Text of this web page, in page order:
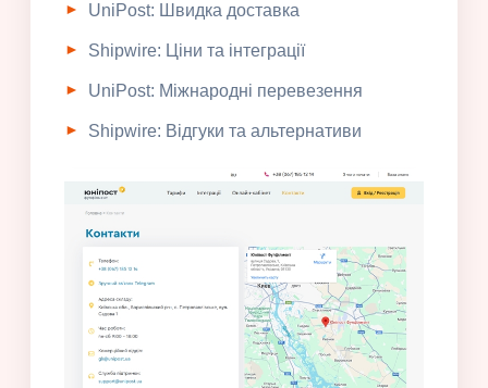
UniPost: Швидка доставка
Shipwire: Ціни та інтеграції
UniPost: Міжнародні перевезення
Shipwire: Відгуки та альтернативи